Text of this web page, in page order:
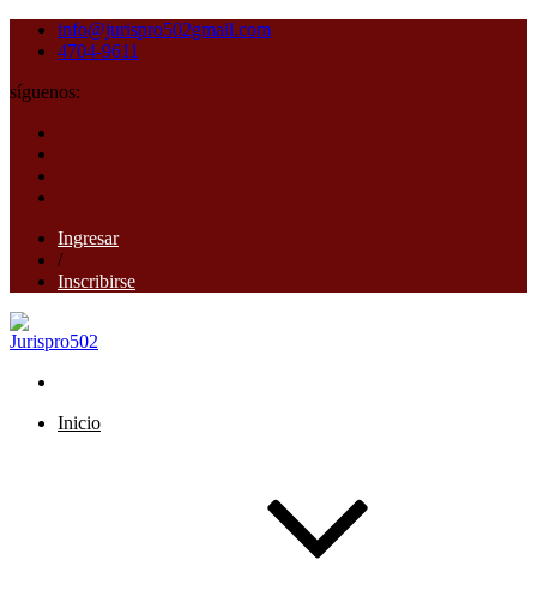
info@jurispro502gmail.com
4704-9611
síguenos:
Ingresar
/
Inscribirse
Inicio